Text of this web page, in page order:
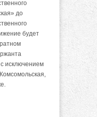
до
будет
исключением